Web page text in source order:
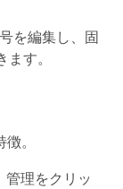
を編集し、固
す。
徴。
管理をクリッ